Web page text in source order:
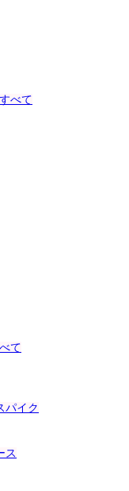
べて
て
パイク
ス